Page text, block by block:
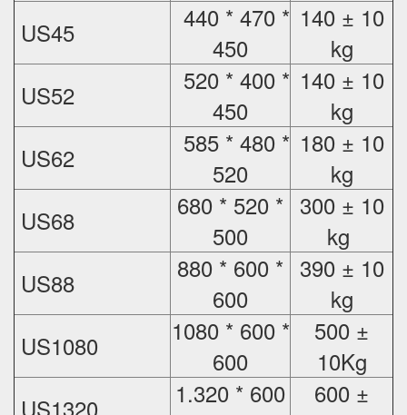
US45
440 * 470 *
450
140 ± 10
kg
US52
520 * 400 *
450
140 ± 10
kg
US62
585 * 480 *
520
180 ± 10
kg
US68
680 * 520 *
500
300 ± 10
kg
US88
880 * 600 *
600
390 ± 10
kg
US1080
1080 * 600 *
600
500 ±
10Kg
US1320
1.320 * 600
600 ±